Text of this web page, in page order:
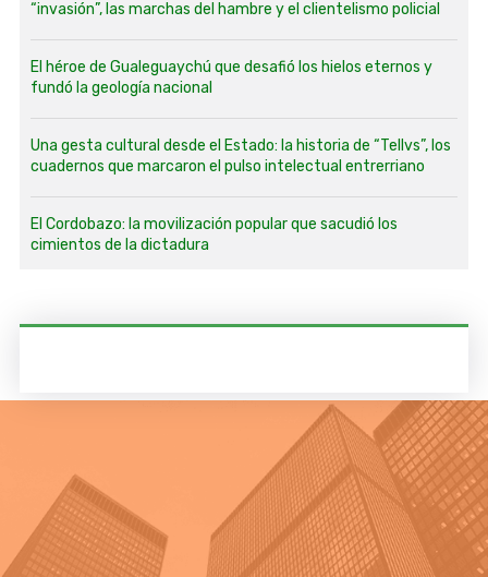
“invasión”, las marchas del hambre y el clientelismo policial
El héroe de Gualeguaychú que desafió los hielos eternos y
fundó la geología nacional
Una gesta cultural desde el Estado: la historia de “Tellvs”, los
cuadernos que marcaron el pulso intelectual entrerriano
El Cordobazo: la movilización popular que sacudió los
cimientos de la dictadura